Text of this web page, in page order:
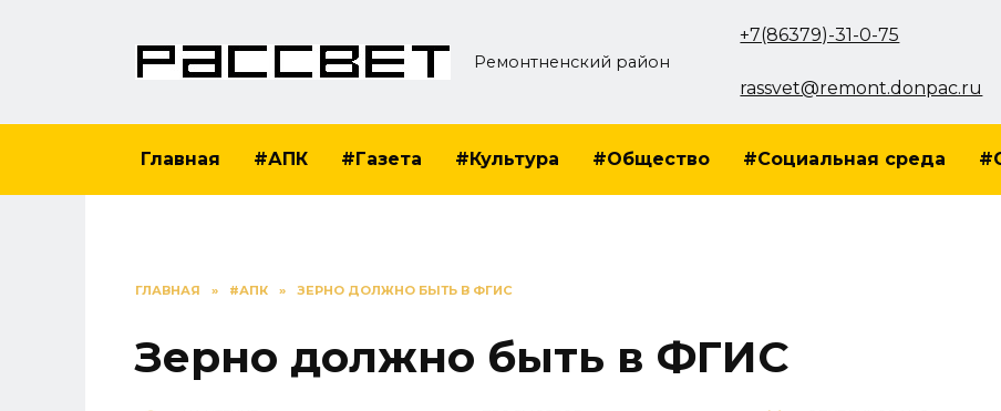
Ремонтненский район
+7(86379)-31-0-75
rassvet@remont.donpac.ru
Главная #АПК #Газета #Культура #Общество #Социальная среда
ГЛАВНАЯ » #АПК » ЗЕРНО ДОЛЖНО БЫТЬ В ФГИС
Зерно должно быть в ФГИС